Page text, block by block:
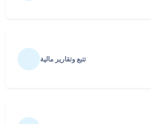
تتبع وتقارير مالية